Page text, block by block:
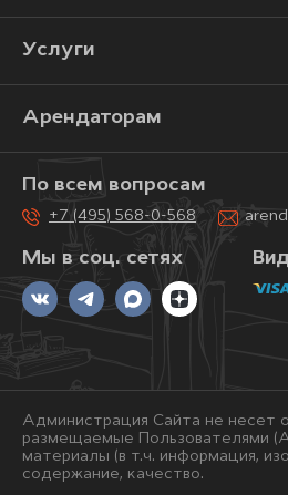
Услуги
Арендаторам
Мы в соц. сетях
По всем вопросам
+7 (495) 568-0-568
Администрация Сайта не несет
размещаемые Пользователями
материалы (в т.ч. информация,
содержание, качество.